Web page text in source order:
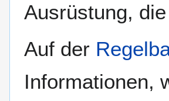
Ausrüstung,
Auf der
Informationen,